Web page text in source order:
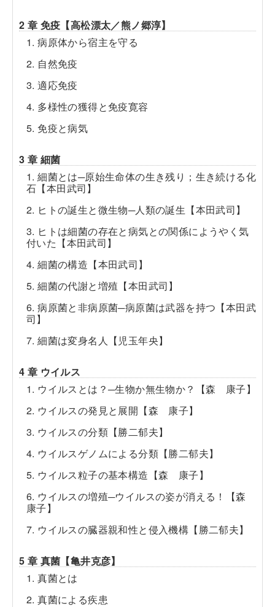
2 章 免疫【高松漂太／熊ノ郷淳】
1. 病原体から宿主を守る
2. 自然免疫
3. 適応免疫
4. 多様性の獲得と免疫寛容
5. 免疫と病気
3 章 細菌
1. 細菌とは─原始生命体の生き残り；生き続ける化
石【本田武司】
2. ヒトの誕生と微生物─人類の誕生【本田武司】
3. ヒトは細菌の存在と病気との関係にようやく気
付いた【本田武司】
4. 細菌の構造【本田武司】
5. 細菌の代謝と増殖【本田武司】
6. 病原菌と非病原菌─病原菌は武器を持つ【本田武
司】
7. 細菌は変身名人【児玉年央】
4 章 ウイルス
1. ウイルスとは？─生物か無生物か？【森 康子】
2. ウイルスの発見と展開【森 康子】
3. ウイルスの分類【勝二郁夫】
4. ウイルスゲノムによる分類【勝二郁夫】
5. ウイルス粒子の基本構造【森 康子】
6. ウイルスの増殖─ウイルスの姿が消える！【森
康子】
7. ウイルスの臓器親和性と侵入機構【勝二郁夫】
5 章 真菌【亀井克彦】
1. 真菌とは
2. 真菌による疾患